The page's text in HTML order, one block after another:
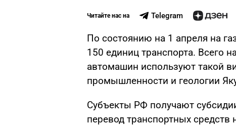
Читайте нас на Telegram
По состоянию на 1 апреля на
150 единиц транспорта. Всего
автомашин используют такой
промышленности и геологии
Субъекты РФ получают
перевод транспортных средств